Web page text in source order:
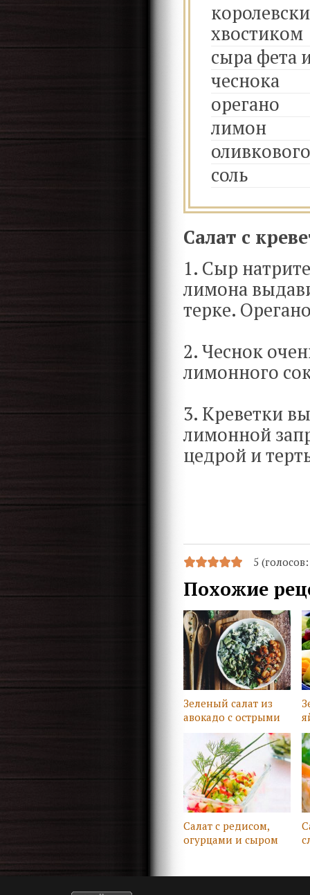
хвостиком
сыра фета
чеснока
орегано
лимон
соль
Салат с
1. Сыр
лимона
терке.
2. Чеснок
лимонного
3. Креветки
лимонной
цедрой и
5
Похожие
Зеленый салат из
авокадо с острыми
креветками
Салат с редисом,
огурцами и сыром